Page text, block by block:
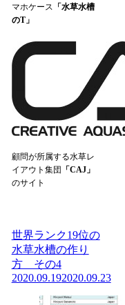
マホケース 「水草水槽
のT」
顧問が所属する水草レ
イアウト集団
「CAJ」
のサイト
世界ランク19位の
水草水槽の作り
方 その4
2020.09.192020.09.23